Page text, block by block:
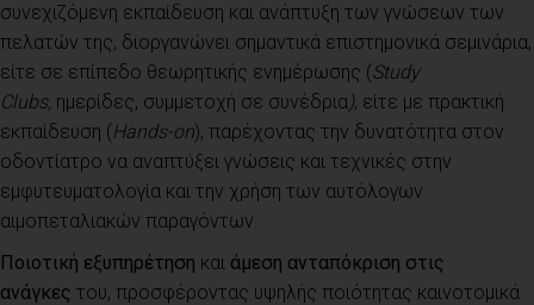
συνεχιζόμενη εκπαίδευση και ανάπτυξη των γνώσεων των
πελατών της, διοργανώνει σημαντικά επιστημονικά σεμινάρια,
είτε σε επίπεδο θεωρητικής ενημέρωσης (Study
Clubs, ημερίδες, συμμετοχή σε συνέδρια), είτε με πρακτική
εκπαίδευση (Hands-on), παρέχοντας την δυνατότητα στον
οδοντίατρο να αναπτύξει γνώσεις και τεχνικές στην
εμφυτευματολογία και την χρήση των αυτόλογων
αιμοπεταλιακών παραγόντων.
Ποιοτική εξυπηρέτηση και άμεση ανταπόκριση στις
ανάγκες του, προσφέροντας υψηλής ποιότητας καινοτομικά